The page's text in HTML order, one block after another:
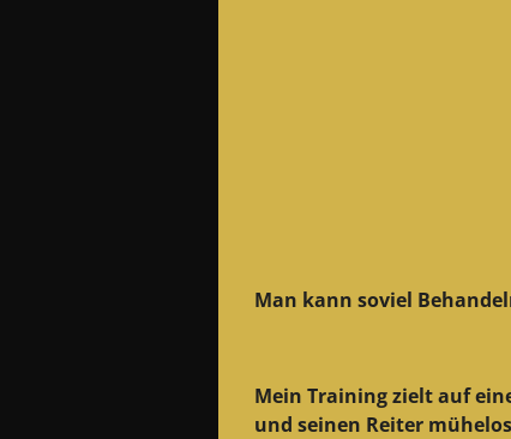
Man kann soviel
Mein Training zielt auf
und seinen Reiter